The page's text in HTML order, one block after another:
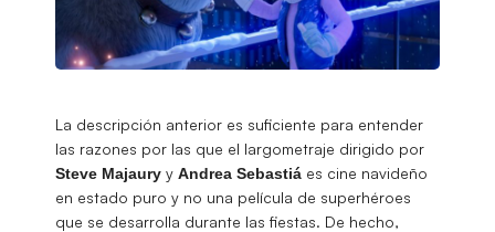
La descripción anterior es suficiente para entender
las razones por las que el largometraje dirigido por
Steve Majaury y Andrea Sebastiá es cine navideño
en estado puro y no una película de superhéroes
que se desarrolla durante las fiestas. De hecho,